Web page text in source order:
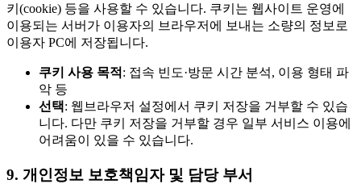
키(cookie) 등을 사용할 수 있습니다. 쿠키는 웹사이트 운영에
이용되는 서버가 이용자의 브라우저에 보내는 소량의 정보로
이용자 PC에 저장됩니다.
쿠키 사용 목적 : 접속 빈도·방문 시간 분석, 이용 형태 파
악 등
선택: 웹브라우저 설정에서 쿠키 저장을 거부할 수 있습
니다. 다만 쿠키 저장을 거부할 경우 일부 서비스 이용에
어려움이 있을 수 있습니다.
9. 개인정보 보호책임자 및 담당 부서